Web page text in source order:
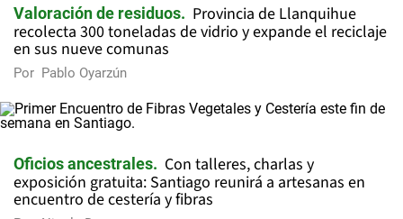
Valoración de residuos
Provincia de Llanquihue
recolecta 300 toneladas de vidrio y expande el reciclaje
en sus nueve comunas
Por Pablo Oyarzún
Oficios ancestrales
Con talleres, charlas y
exposición gratuita: Santiago reunirá a artesanas en
encuentro de cestería y fibras